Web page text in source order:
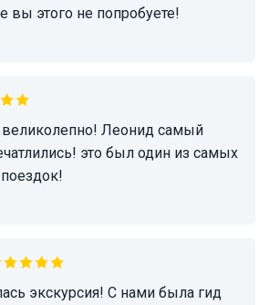
вы этого не попробуете!
это был один из самых